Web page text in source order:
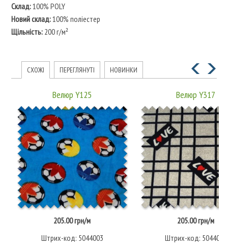
Склад:100% POLY
Новий склад:100% поліестер
Щільність:200 г/м²
СХОЖІ ПЕРЕГЛЯНУТІ НОВИНКИ
Велюр Y125
205.00 грн/м
Штрих-код: 5044003
Велюр Y317
205.00 грн/м
Штрих-код: 5044004